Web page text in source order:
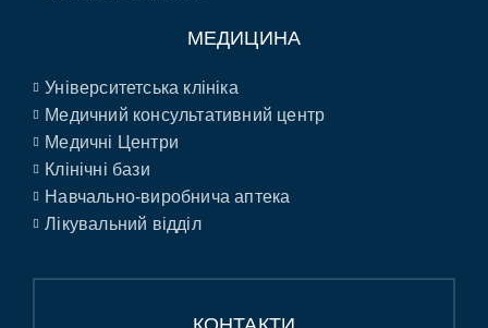
МЕДИЦИНА
Університетська клініка
Медичний консультативний центр
Медичні Центри
Клінічні бази
Навчально-виробнича аптека
Лікувальний відділ